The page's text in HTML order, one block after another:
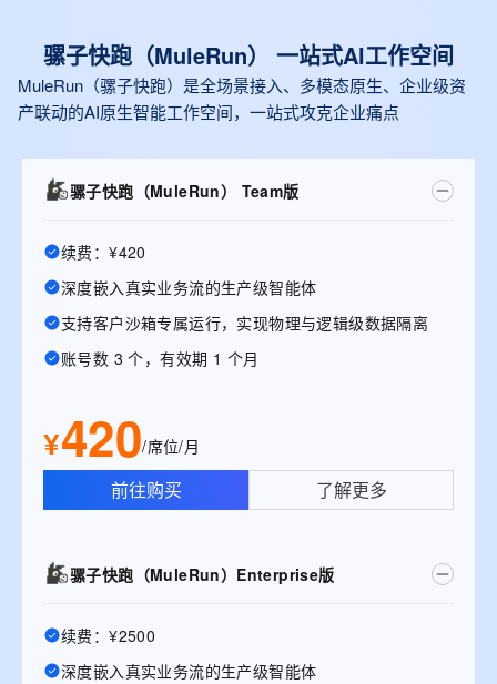
骡子快跑（MuleRun） 一站式Al工作空间
MuleRun（骡子快跑）是全场景接入、多模态原生、企业级资
产联动的AI原生智能工作空间，一站式攻克企业痛点
骡子快跑（MuleRun） Team版
续费：¥420
深度嵌入真实业务流的生产级智能体
支持客户沙箱专属运行，实现物理与逻辑级数据隔离
账号数 3 个，有效期 1 个月
¥420/席位/月
前往购买 了解更多
骡子快跑（MuleRun）Enterprise版
续费：¥2500
深度嵌入真实业务流的生产级智能体